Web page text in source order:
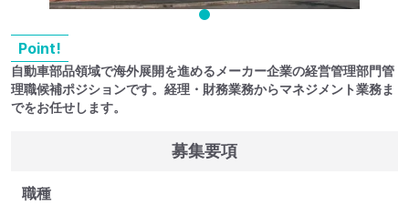
Point!
自動車部品領域で海外展開を進めるメーカー企業の経営管理部門管
理職候補ポジションです。経理・財務業務からマネジメント業務ま
でをお任せします。
募集要項
職種